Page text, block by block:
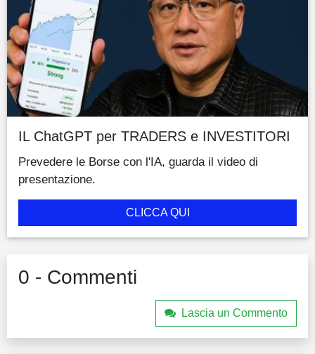
IL ChatGPT per TRADERS e INVESTITORI
Prevedere le Borse con l'IA, guarda il video di
presentazione.
CLICCA QUI
0 - Commenti
Lascia un Commento